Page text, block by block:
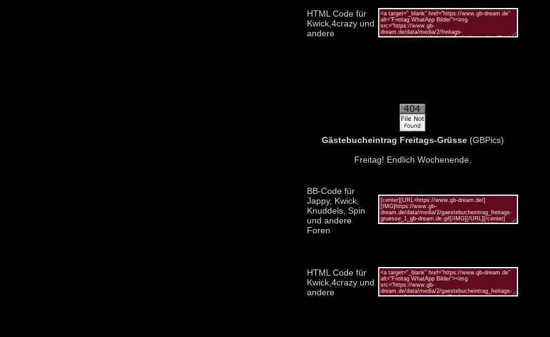
HTML Code für
Kwick,4crazy und
andere
Gästebucheintrag Freitags-Grüsse(GBPics)
Freitag! Endlich Wochenende.
BB-Code für
Jappy, Kwick,
Knuddels, Spin
und andere
Foren
HTML Code für
Kwick,4crazy und
andere